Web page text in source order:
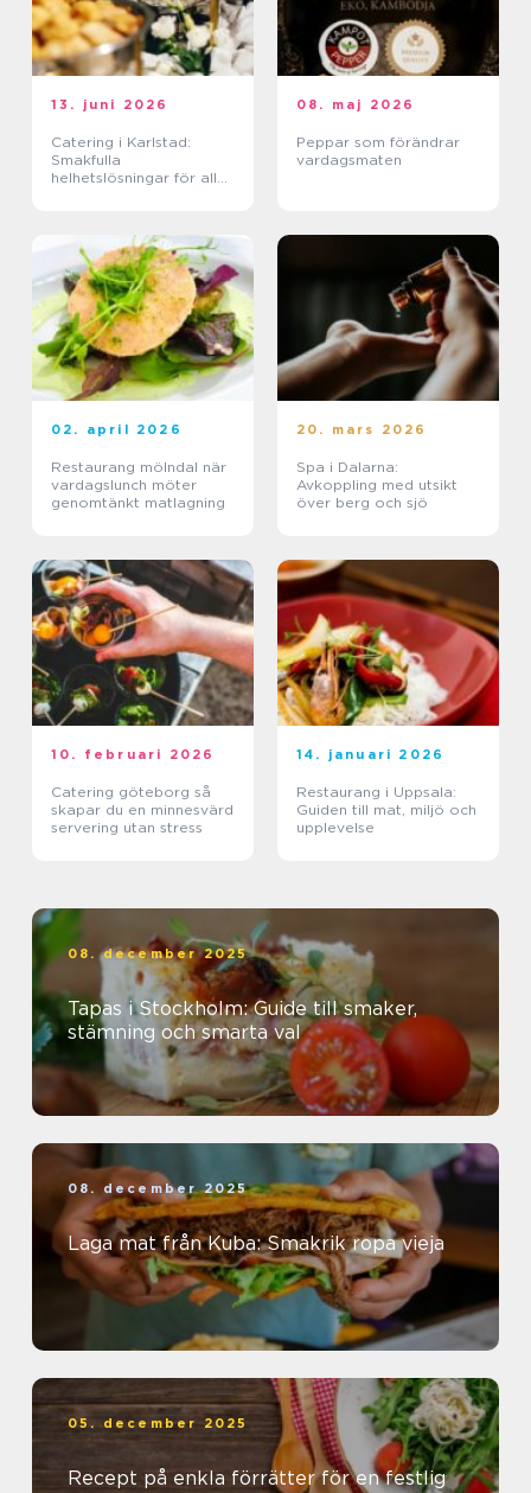
13. juni 2026
Catering i Karlstad:
Smakfulla
helhetslösningar för alla
08. maj 2026
Peppar som förändrar
vardagsmaten
02. april 2026
Restaurang mölndal när
vardagslunch möter
genomtänkt matlagning
20. mars 2026
Spa i Dalarna:
Avkoppling med utsikt
över berg och sjö
10. februari 2026
Catering göteborg så
skapar du en minnesvärd
servering utan stress
14. januari 2026
Restaurang i Uppsala:
Guiden till mat, miljö och
upplevelse
08. december 2025
Tapas i Stockholm: Guide till smaker,
stämning och smarta val
08. december 2025
Laga mat från Kuba: Smakrik ropa vieja
05. december 2025
Recept på enkla förrätter för en festlig